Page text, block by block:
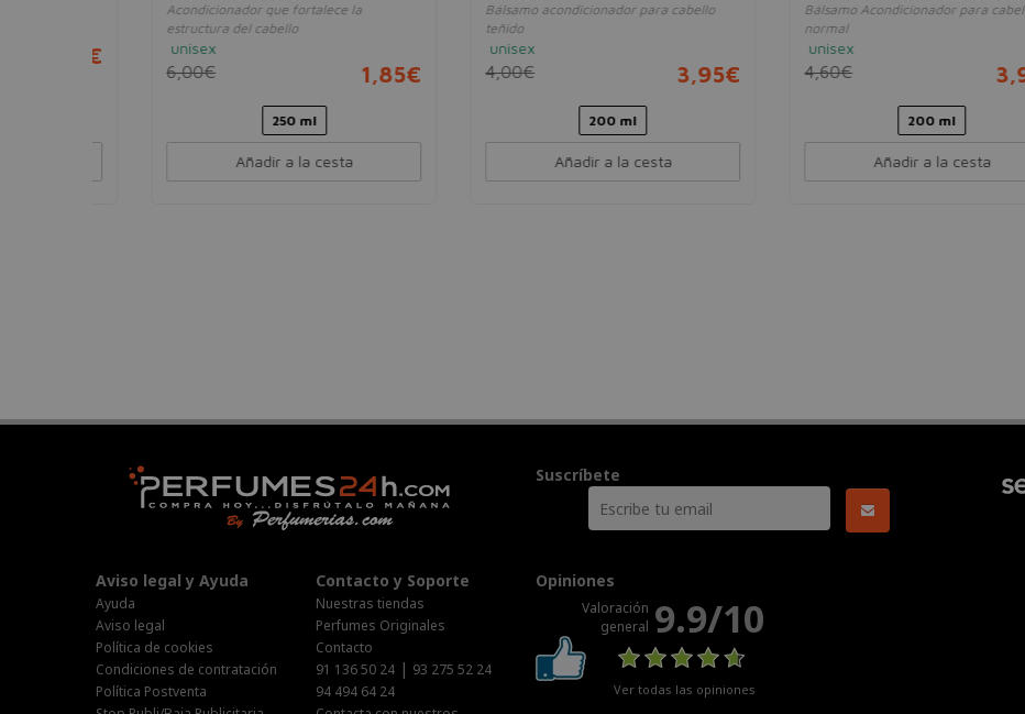
Acondicionador que fortalece la
estructura del cabello
unisex
6,00€ 1,85€
250 ml
Añadir a la cesta
Bálsamo acondicionador para cabello
unisex
4,00€ 3,95€
200 ml
Añadir a la cesta
Nutritive
Bálsamo Acondicionador para cabello
normal
unisex
4,60€ 3,95€
200 ml
Añadir a la cesta
Suscríbete
Aviso legal y Ayuda
Ayuda
Aviso legal
Política de cookies
Condiciones de contratación
Política Postventa
Contacto y Soporte
Nuestras tiendas
Perfumes Originales
Contacto
91 136 50 24 | 93 275 52 24
94 494 64 24
Opiniones
Valoración
general 9.9/10
Ver todas las opiniones